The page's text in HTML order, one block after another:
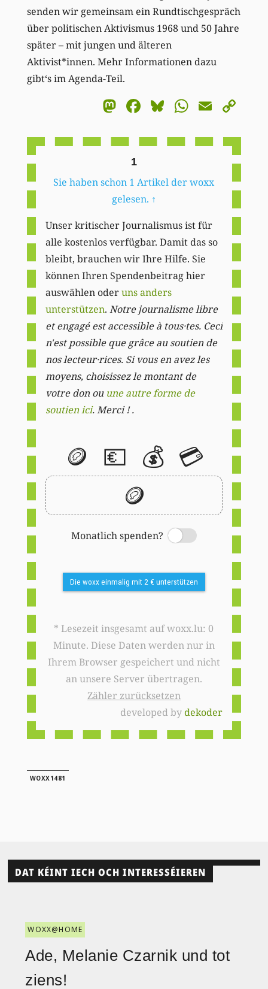
senden wir gemeinsam ein Rundtischgespräch
über politischen Aktivismus 1968 und 50 Jahre
später – mit jungen und älteren
Aktivist*innen. Mehr Informationen dazu
gibt‘s im Agenda-Teil.
Mastodon
Facebook
BlueskyEmail
1
Sie haben schon 1 Artikel der woxx
gelesen. ↑
Unser kritischer Journalismus ist für
alle kostenlos verfügbar. Damit das so
bleibt, brauchen wir Ihre Hilfe. Sie
können Ihren Spendenbeitrag hier
auswählen oderuns anders
unterstützen. Notre journalisme libre
et engagé est accessible à tous·tes. Ceci
n'est possible que grâce au soutien de
nos lecteur·rices. Si vous en avez les
moyens, choisissez le montant de
votre don ou une autre forme de
soutien ici. Merci ! .
🪙 💶 💰 💳
🪙
Monatlich spenden?
Switch
Die woxx einmalig mit 2 € unterstützen
* Lesezeit insgesamt auf woxx.lu: 0
Minute. Diese Daten werden nur in
Ihrem Browser gespeichert und nicht
an unsere Server übertragen.
Zähler zurücksetzen
developed bydekoder
WOXX1481
DAT KÉINT IECH OCH INTERESSÉIEREN
WOXX@HOME
Ade, Melanie Czarnik und tot
ziens!